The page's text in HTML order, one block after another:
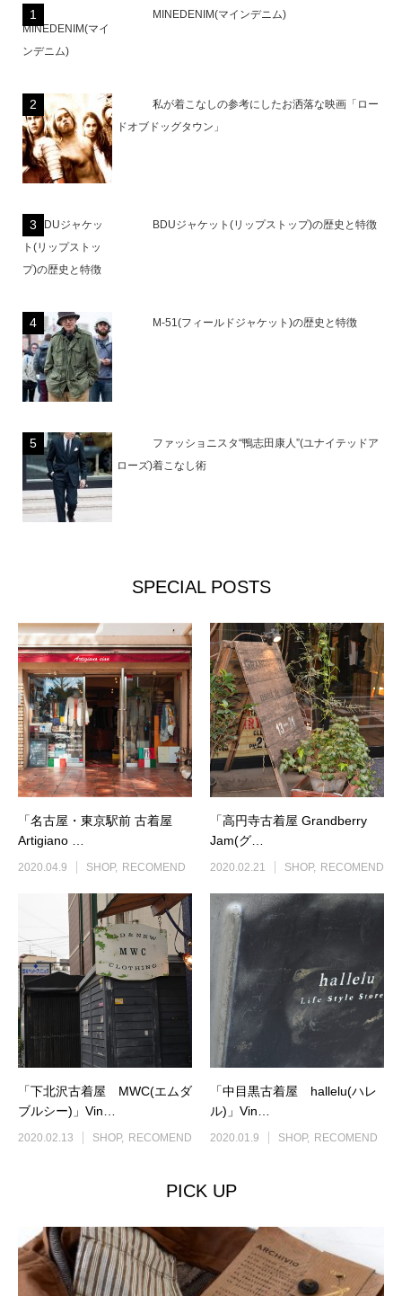
MINEDENIM(マインデニム)
私が着こなしの参考にしたお洒落な映画「ロー
ドオブドッグタウン」
BDUジャケット(リップストップ)の歴史と特徴
M-51(フィールドジャケット)の歴史と特徴
ファッショニスタ“鴨志田康人”(ユナイテッドア
ローズ)着こなし術
SPECIAL POSTS
「名古屋・東京駅前 古着屋
Artigiano …
2020.04.9 SHOP RECOMEND
「高円寺古着屋 Grandberry
Jam(グ…
2020.02.21 SHOP RECOMEND
「下北沢古着屋 MWC(エムダ
ブルシー)」Vin…
2020.02.13 SHOP RECOMEND
「中目黒古着屋 hallelu(ハレ
ル)」Vin…
2020.01.9 SHOP RECOMEND
PICK UP